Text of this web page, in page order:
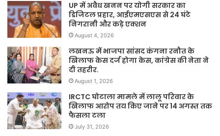
UP में अवैध खनन पर योगी सरकार का
डिजिटल प्रहार, आईएमएसएस से 24 घंटे
निगरानी और कड़े एक्शन
August 4, 2026
लखनऊ में भाजपा सांसद कंगना रनौत के
खिलाफ केस दर्ज होगा केस, कांग्रेस की नेता ने
दी तहरीर.
August 1, 2026
IRCTC घोटाला मामले में लालू परिवार के
खिलाफ आरोप तय किए जाने पर 14 अगस्त तक
फैसला टला
July 31, 2026